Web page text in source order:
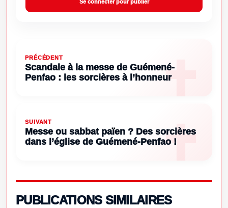
Se connecter pour publier
PRÉCÉDENT
Scandale à la messe de Guémené-
Penfao : les sorcières à l’honneur
SUIVANT
Messe ou sabbat païen ? Des sorcières
dans l’église de Guémené-Penfao !
PUBLICATIONS SIMILAIRES